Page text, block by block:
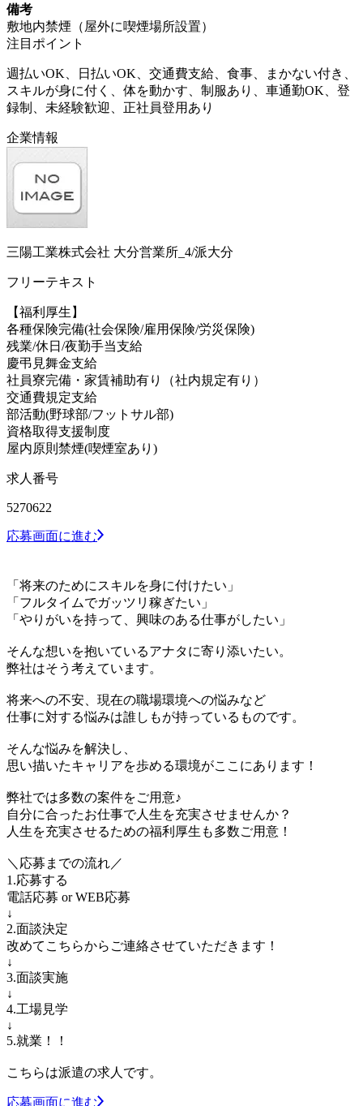
備考
敷地内禁煙（屋外に喫煙場所設置）
注目ポイント
週払いOK、日払いOK、交通費支給、食事、まかない付き、
スキルが身に付く、体を動かす、制服あり、車通勤OK、登
録制、未経験歓迎、正社員登用あり
企業情報
三陽工業株式会社 大分営業所_4/派大分
フリーテキスト
【福利厚生】
各種保険完備(社会保険/雇用保険/労災保険)
残業/休日/夜勤手当支給
慶弔見舞金支給
社員寮完備・家賃補助有り（社内規定有り）
交通費規定支給
部活動(野球部/フットサル部)
資格取得支援制度
屋内原則禁煙(喫煙室あり)
求人番号
5270622
応募画面に進む
「将来のためにスキルを身に付けたい」
「フルタイムでガッツリ稼ぎたい」
「やりがいを持って、興味のある仕事がしたい」
そんな想いを抱いているアナタに寄り添いたい。
弊社はそう考えています。
将来への不安、現在の職場環境への悩みなど
仕事に対する悩みは誰しもが持っているものです。
そんな悩みを解決し、
思い描いたキャリアを歩める環境がここにあります！
弊社では多数の案件をご用意♪
自分に合ったお仕事で人生を充実させませんか？
人生を充実させるための福利厚生も多数ご用意！
＼応募までの流れ／
1.応募する
電話応募 or WEB応募
↓
2.面談決定
改めてこちらからご連絡させていただきます！
↓
3.面談実施
↓
4.工場見学
↓
5.就業！！
こちらは派遣の求人です。
応募画面に進む